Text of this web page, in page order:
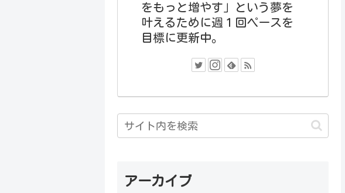
をもっと増やす」という夢を
叶えるために週１回ペースを
目標に更新中。
アーカイブ